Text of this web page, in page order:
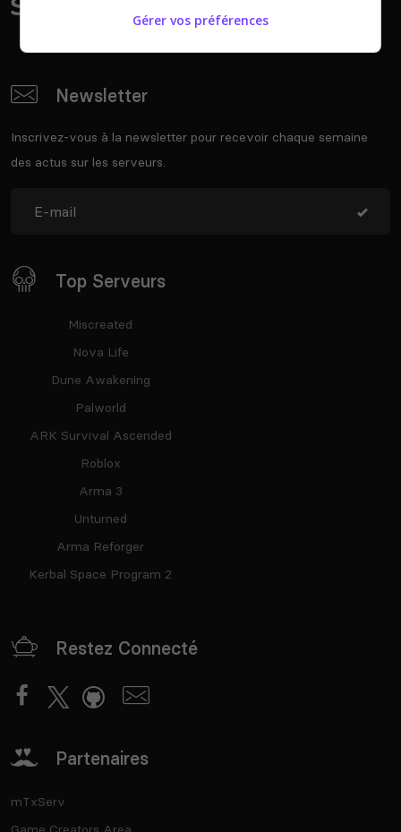
Newsletter
Inscrivez-vous à la newsletter pour recevoir chaque semaine
des actus sur les serveurs.
Top Serveurs
Miscreated
Nova Life
Dune Awakening
Palworld
ARK Survival Ascended
Roblox
Arma 3
Unturned
Arma Reforger
Kerbal Space Program 2
Restez Connecté
Partenaires
mTxServ
Gérer vos préférences